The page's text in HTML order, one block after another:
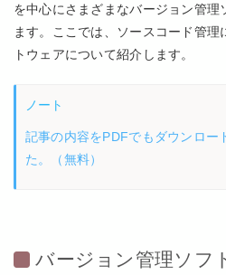
を中心にさまざまなバージョン管
ます。ここでは、ソースコード管
トウェアについて紹介します。
ノート
記事の内容をPDFでもダウンロー
た。（無料）
バージョン管理ソフ